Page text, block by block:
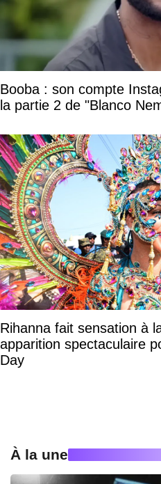
Booba : son compte
la partie 2 de "Blanco
Rihanna fait sensation à
apparition spectaculaire
Day
À la une